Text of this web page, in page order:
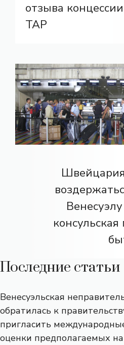
отзыва
TAP
Последние статьи
Венесуэльская
обратилась к
пригласить
оценки предполагаемых